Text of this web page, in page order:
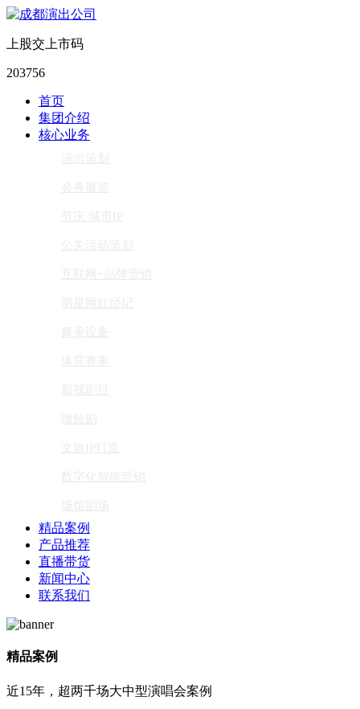
上股交上市码
203756
首页
集团介绍
核心业务
精品案例
产品推荐
直播带货
新闻中心
联系我们
精品案例
近15年，超两千场大中型演唱会案例